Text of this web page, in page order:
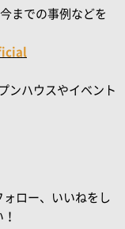
までの事例などを
ンハウスやイベント
ロー、いいねをし